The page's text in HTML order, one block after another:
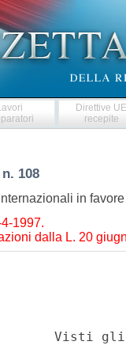
Direttive
recepite
108
in
1997.
dalla L. 20